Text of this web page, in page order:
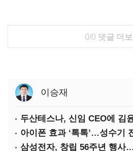
0/0 댓글 더보
이승재
두산테스나, 신임 CEO에 김
아이폰 효과 ‘톡톡’…성수기